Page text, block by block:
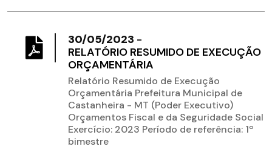
30/05/2023 -
RELATÓRIO RESUMIDO DE EXECUÇÃO
ORÇAMENTÁRIA
Relatório Resumido de Execução
Orçamentária Prefeitura Municipal de
Castanheira - MT (Poder Executivo)
Orçamentos Fiscal e da Seguridade Social
Exercício: 2023 Período de referência: 1º
bimestre